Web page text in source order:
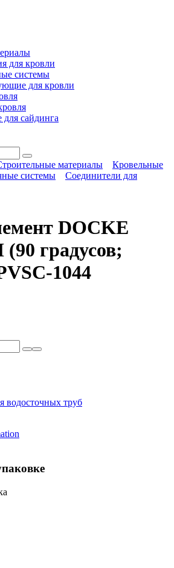
для кровли
системы
для кровли
сайдинга
материалы
Кровельные
системы
Соединители для
DOCKE
градусов;
1044
водосточных труб